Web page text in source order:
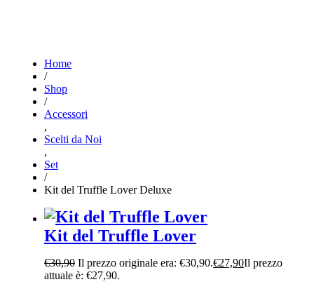
Home
/
Shop
/
Accessori
,
Scelti da Noi
,
Set
/
Kit del Truffle Lover Deluxe
Kit del Truffle Lover
€30,90 Il prezzo originale era: €30,90.€27,90Il prezzo
attuale è: €27,90.